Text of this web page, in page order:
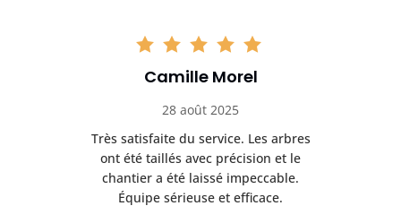
Camille Morel
28 août 2025
Très satisfaite du service. Les arbres
ont été taillés avec précision et le
chantier a été laissé impeccable.
Équipe sérieuse et efficace.